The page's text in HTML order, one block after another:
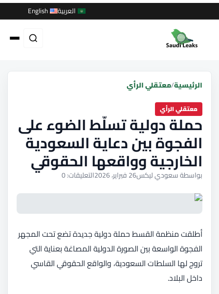
العربية English
الرئيسية/معتقلي الرأي
معتقلي الرأي
حملة دولية تسلّط الضوء على
الفجوة بين دعاية السعودية
الخارجية وواقعها الحقوقي
بواسطة سعودي ليكس26 فبراير، 2026 التعليقات: 0
أطلقت منظمة القسط حملة دولية جديدة تضع تحت المجهر
الفجوة الواسعة بين الصورة الدولية المصاغة بعناية التي
تروج لها السلطات السعودية، والواقع الحقوقي القاسي
داخل البلاد.